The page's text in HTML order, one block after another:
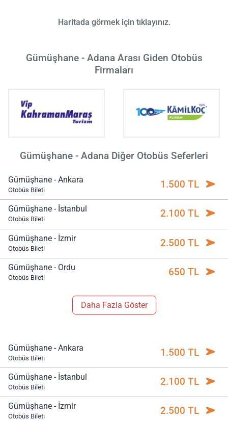
Haritada görmek için tıklayınız.
Gümüşhane - Adana Arası Giden Otobüs
Firmaları
Gümüşhane - Adana Diğer Otobüs Seferleri
Gümüşhane - Ankara
Otobüs Bileti 1.500 TL
Gümüşhane - İstanbul
Otobüs Bileti 2.100 TL
Gümüşhane - İzmir
Otobüs Bileti 2.500 TL
Gümüşhane - Ordu
Otobüs Bileti 650 TL
Daha Fazla Göster
Gümüşhane - Ankara
Otobüs Bileti 1.500 TL
Gümüşhane - İstanbul
Otobüs Bileti 2.100 TL
Gümüşhane - İzmir
Otobüs Bileti 2.500 TL